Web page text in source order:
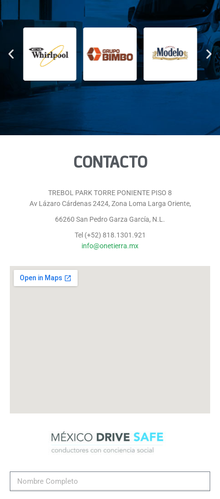
CONTACTO
TREBOL PARK TORRE PONIENTE PISO 8
Av Lázaro Cárdenas 2424, Zona Loma Larga Oriente,
66260 San Pedro Garza García, N.L.
Tel (+52) 818.1301.921
info@onetierra.mx